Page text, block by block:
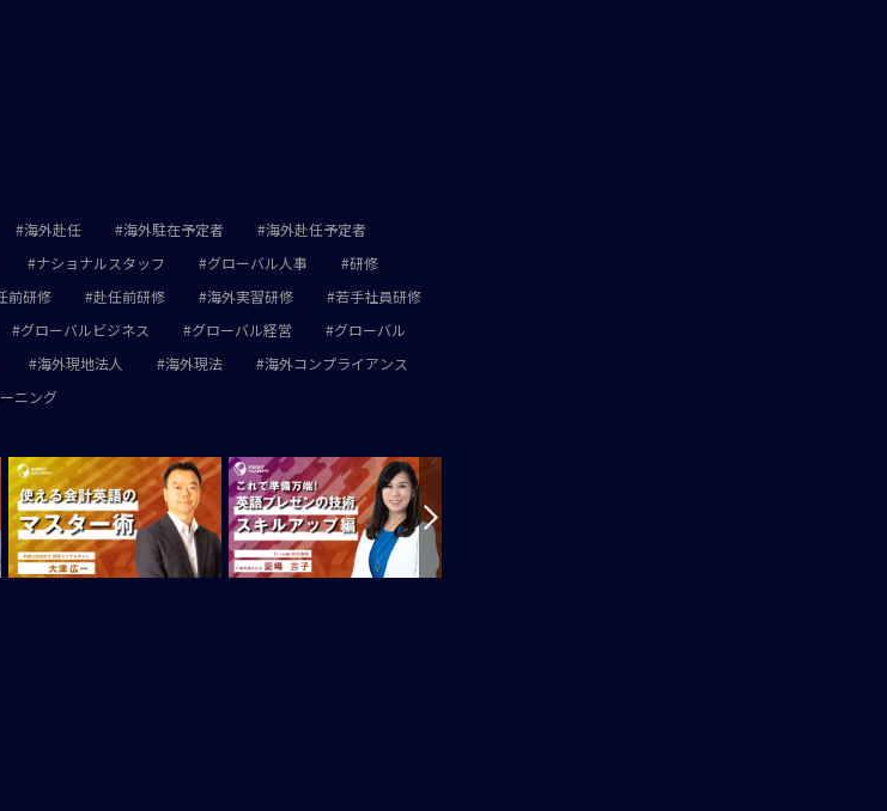
海外赴任 海外駐在予定者
海外赴任予定者
ナショナルスタッフ グローバル人事
研修
前研修 赴任前研修 海外実習研修
若手社員研修
グローバルビジネス グローバル経営
グローバル
海外現地法人 海外現法
海外コンプライアンス
ニング